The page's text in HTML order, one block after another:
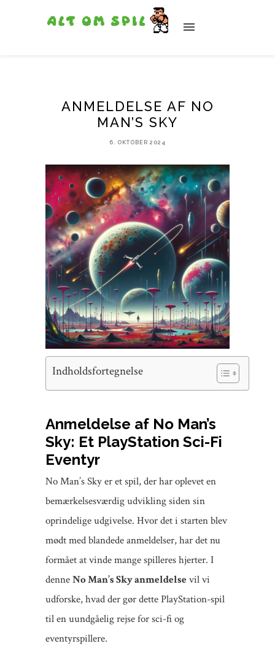
ANMELDELSE AF NO
MAN’S SKY
6. OKTOBER 2024
Indholdsfortegnelse
Anmeldelse af No Man’s
Sky: Et PlayStation Sci-Fi
Eventyr
No Man’s Sky er et spil, der har oplevet en
bemærkelsesværdig udvikling siden sin
oprindelige udgivelse. Hvor det i starten blev
mødt med blandede anmeldelser, har det nu
formået at vinde mange spilleres hjerter. I
denneNo Man’s Sky anmeldelse vil vi
udforske, hvad der gør dette PlayStation-spil
til en uundgåelig rejse for sci-fi og
eventyrspillere.